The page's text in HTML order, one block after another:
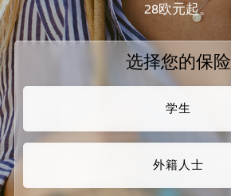
28欧元起。
选择您的保险
学生
外籍人士